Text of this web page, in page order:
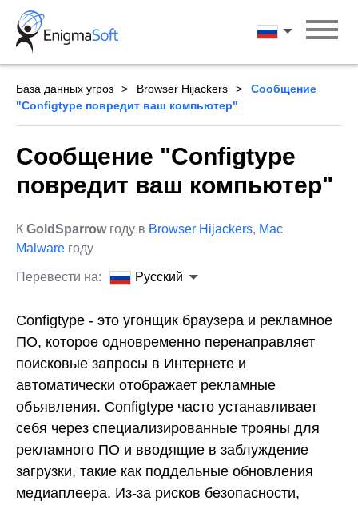
Skip
content
Русский
База данных угроз Browser Hijackers
Сообщение
"Configtype повредит ваш компьютер"
Сообщение "Configtype
повредит ваш компьютер"
К GoldSparrowгоду в Browser Hijackers, Mac
Malware году
Перевести на: Русский
Configtype - это угонщик браузера и рекламное
ПО, которое одновременно перенаправляет
поисковые запросы в Интернете и
автоматически отображает рекламные
объявления. Configtype часто устанавливает
себя через специализированные трояны для
рекламного ПО и вводящие в заблуждение
загрузки, такие как поддельные обновления
медиаплеера. Из-за рисков безопасности,